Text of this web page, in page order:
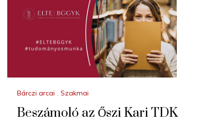
Bárczi arcai , Szakmai
Beszámoló az Őszi Kari TDK